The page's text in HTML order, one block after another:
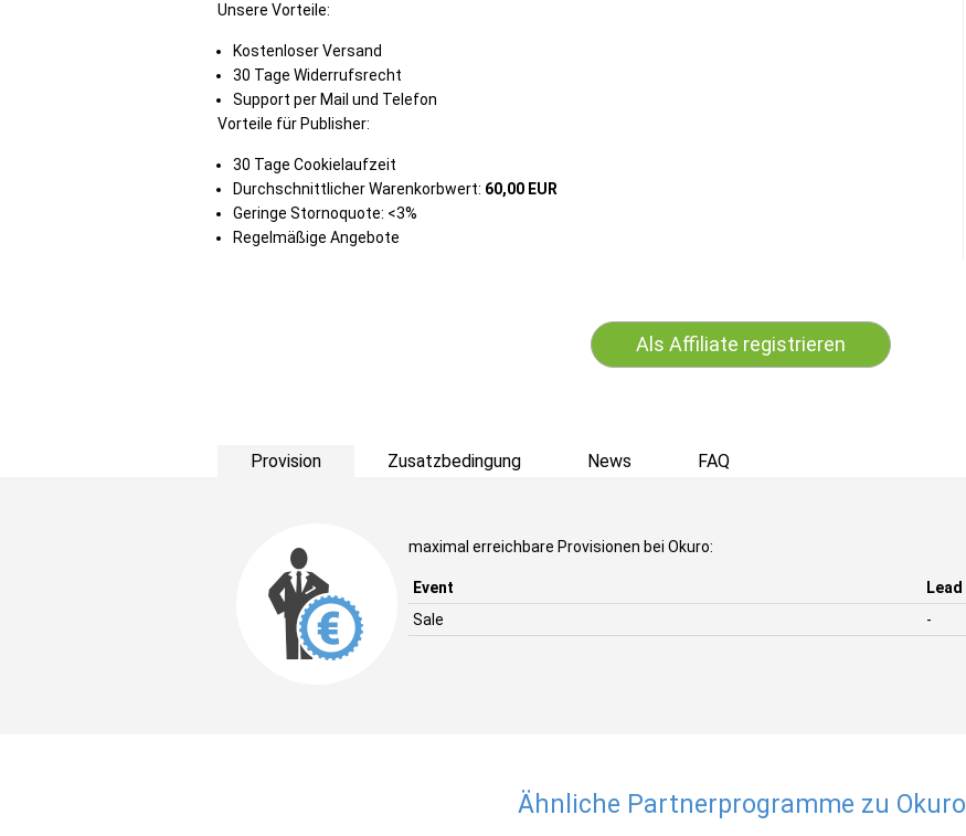
Unsere Vorteile:
Kostenloser Versand
30 Tage Widerrufsrecht
Support per Mail und Telefon
Vorteile für Publisher:
30 Tage Cookielaufzeit
Durchschnittlicher Warenkorbwert: 60,00 EUR
Geringe Stornoquote: <3%
Regelmäßige Angebote
Als Affiliate registrieren
Provision Zusatzbedingung News FAQ
maximal erreichbare Provisionen bei Okuro:
Event Lead
Sale
-
Ähnliche Partnerprogramme zu Okuro